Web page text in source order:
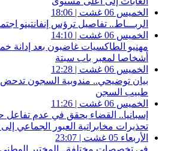
الخميس 06 غشت | 18:06
الربـــاط.. تفاصيل ترؤس إنفانتينو
الخميس 06 غشت | 14:10
مهنيو الطاكسيات غاضبون بعد إدانة
أشخاصا لمعبر باب سبتة
الخميس 06 غشت | 12:28
بيان توضيحي.. مندوبية السجون
طبيب السجن
الخميس 06 غشت | 11:26
إسبانيا.. القضاء يحقق في عدم
تحذيرات مخابراتية العبور الجماعي
الأربعاء 05 غشت | 23:07
في تخصصات مختلفة.. المختبر الوطني